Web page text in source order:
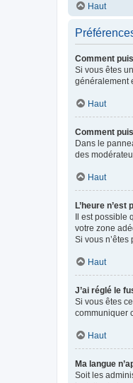
Haut
Comment
Si vous êtes
généralement
Haut
Comment
Dans le
des
Haut
L’heure n’est
Il est possible
votre zone
Si vous n’êtes
Haut
J’ai réglé le
Si vous êtes
communiquer
Haut
Ma langue
Soit les